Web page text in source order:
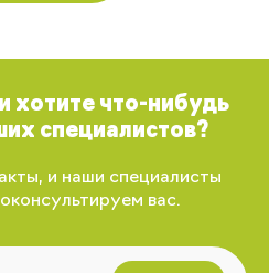
хотите что-нибудь
специалистов?
и наши специалисты
вас.